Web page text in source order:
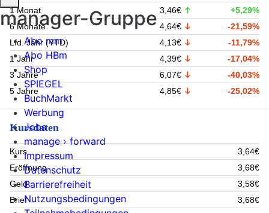
1 Monat
3,46€
+5,29%
6 Monate
4,64€
-21,59%
Lfd. Jahr (YTD)
4,13€
-11,79%
1 Jahr
4,39€
-17,04%
3 Jahre
6,07€
-40,03%
5 Jahre
4,85€ -25,02%
Kursdaten
Kurs
3,64€
Eröffnung
3,68€
Geld
3,58€
Brief
3,68€
manager-Gruppe
Abo mm
Abo HBm
Shop
SPIEGEL
BuchMarkt
Werbung
Jobs
manage › forward
Impressum
Datenschutz
Barrierefreiheit
Nutzungsbedingungen